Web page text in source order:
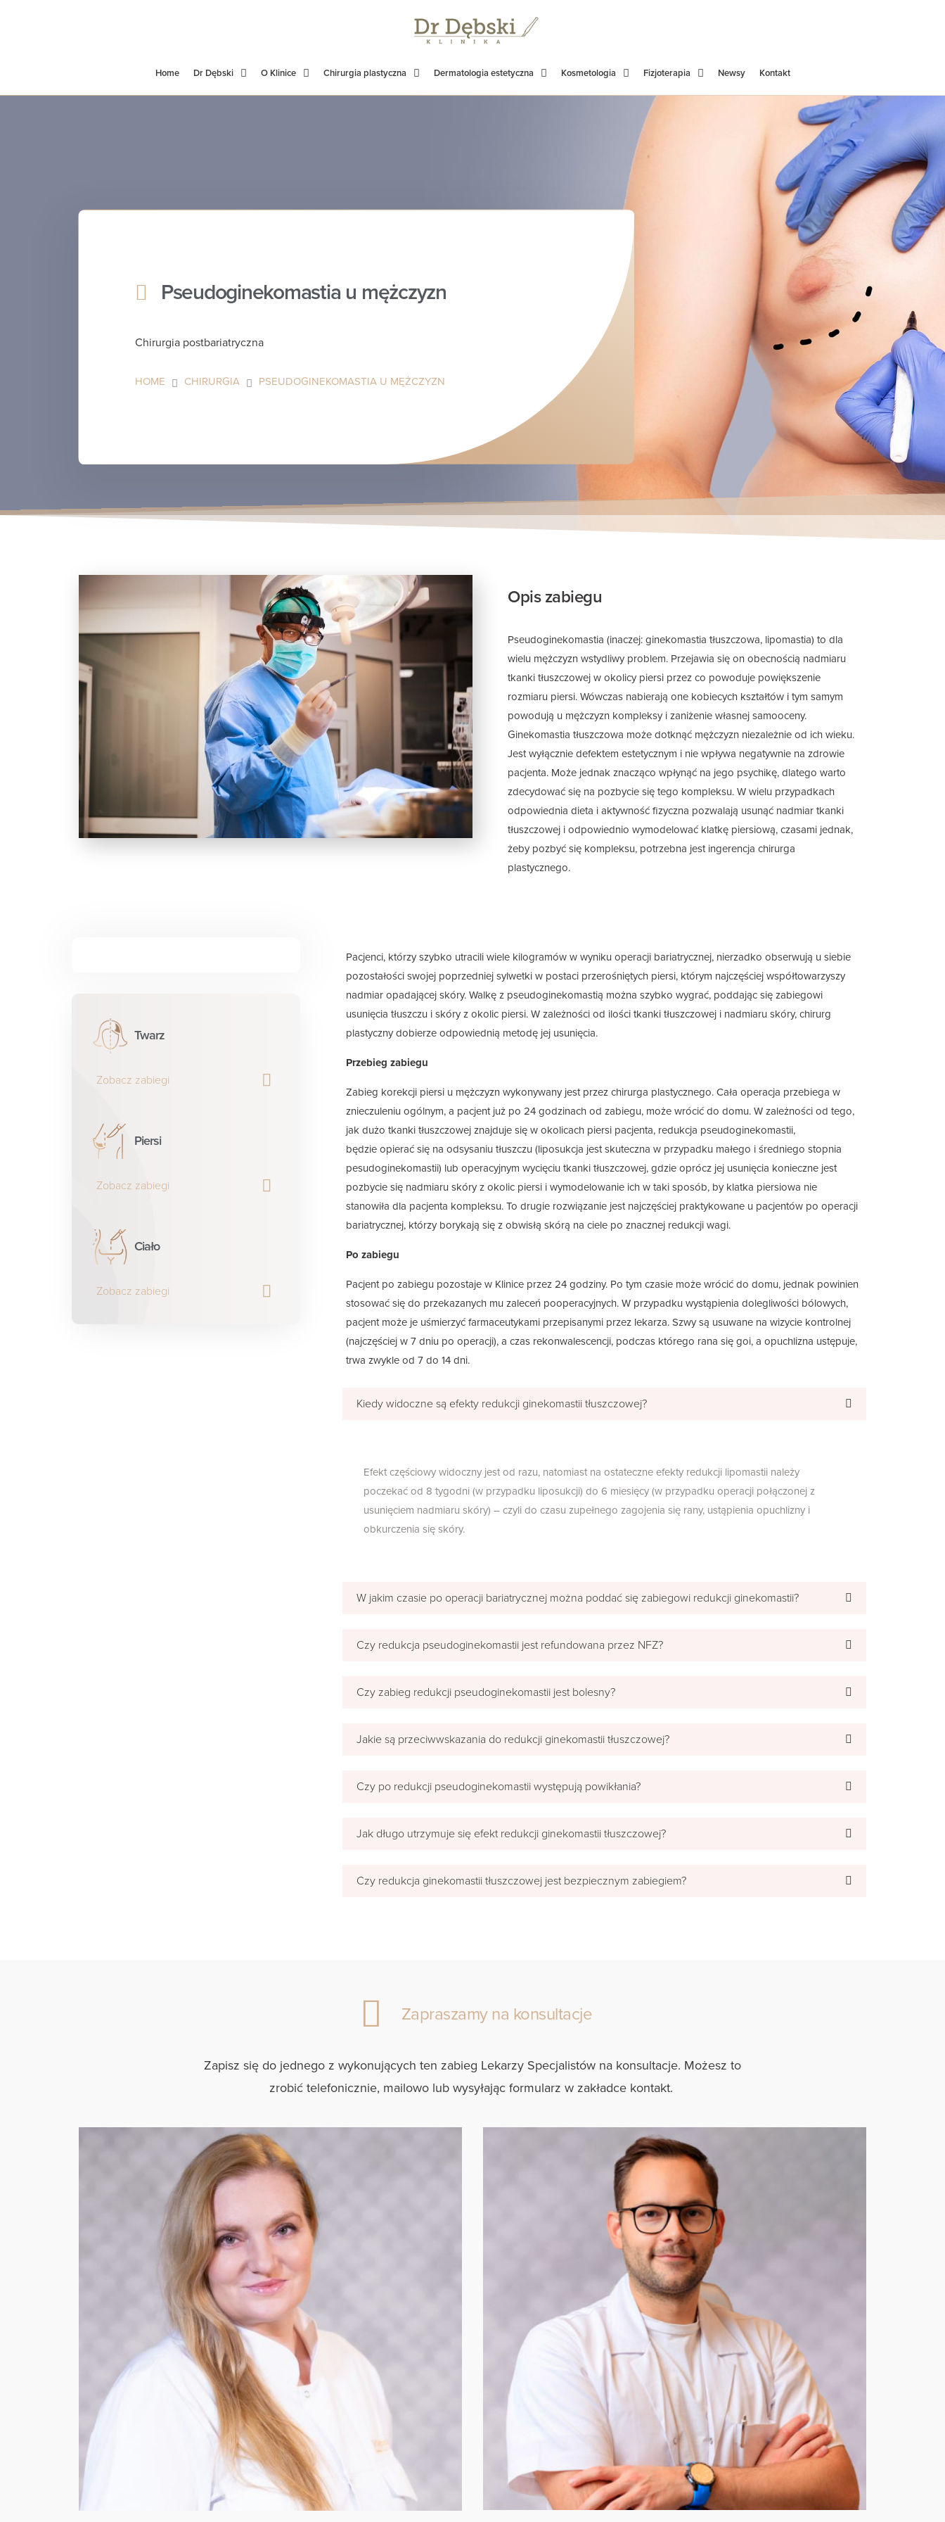
Home Dr Dębski O Klinice Chirurgia plastyczna Dermatologia estetyczna Kosmetologia Fizjoterapia Newsy Kontakt
Pseudoginekomastia u mężczyzn
Chirurgia postbariatryczna
HOME CHIRURGIA PSEUDOGINEKOMASTIA U MĘŻCZYZN
Opis zabiegu
Pseudoginekomastia (inaczej: ginekomastia tłuszczowa, lipomastia) to dla
wielu mężczyzn wstydliwy problem. Przejawia się on obecnością nadmiaru
tkanki tłuszczowej w okolicy piersi przez co powoduje powiększenie
rozmiaru piersi. Wówczas nabierają one kobiecych kształtów i tym samym
powodują u mężczyzn kompleksy i zaniżenie własnej samooceny.
Ginekomastia tłuszczowa może dotknąć mężczyzn niezależnie od ich wieku.
Jest wyłącznie defektem estetycznym i nie wpływa negatywnie na zdrowie
pacjenta. Może jednak znacząco wpłynąć na jego psychikę, dlatego warto
zdecydować się na pozbycie się tego kompleksu. W wielu przypadkach
odpowiednia dieta i aktywność fizyczna pozwalają usunąć nadmiar tkanki
tłuszczowej i odpowiednio wymodelować klatkę piersiową, czasami jednak,
żeby pozbyć się kompleksu, potrzebna jest ingerencja chirurga
plastycznego.
Twarz
Zobacz zabiegi
Piersi
Zobacz zabiegi
Ciało
Zobacz zabiegi
Pacjenci, którzy szybko utracili wiele kilogramów w wyniku operacji bariatrycznej, nierzadko obserwują u siebie
pozostałości swojej poprzedniej sylwetki w postaci przerośniętych piersi, którym najczęściej współtowarzyszy
nadmiar opadającej skóry. Walkę z pseudoginekomastią można szybko wygrać, poddając się zabiegowi
usunięcia tłuszczu i skóry z okolic piersi. W zależności od ilości tkanki tłuszczowej i nadmiaru skóry, chirurg
plastyczny dobierze odpowiednią metodę jej usunięcia.
Przebieg zabiegu
Zabieg korekcji piersi u mężczyzn wykonywany jest przez chirurga plastycznego. Cała operacja przebiega w
znieczuleniu ogólnym, a pacjent już po 24 godzinach od zabiegu, może wrócić do domu. W zależności od tego,
jak dużo tkanki tłuszczowej znajduje się w okolicach piersi pacjenta, redukcja pseudoginekomastii,
będzie opierać się na odsysaniu tłuszczu (liposukcja jest skuteczna w przypadku małego i średniego stopnia
pesudoginekomastii) lub operacyjnym wycięciu tkanki tłuszczowej, gdzie oprócz jej usunięcia konieczne jest
pozbycie się nadmiaru skóry z okolic piersi i wymodelowanie ich w taki sposób, by klatka piersiowa nie
stanowiła dla pacjenta kompleksu. To drugie rozwiązanie jest najczęściej praktykowane u pacjentów po operacji
bariatrycznej, którzy borykają się z obwisłą skórą na ciele po znacznej redukcji wagi.
Po zabiegu
Pacjent po zabiegu pozostaje w Klinice przez 24 godziny. Po tym czasie może wrócić do domu, jednak powinien
stosować się do przekazanych mu zaleceń pooperacyjnych. W przypadku wystąpienia dolegliwości bólowych,
pacjent może je uśmierzyć farmaceutykami przepisanymi przez lekarza. Szwy są usuwane na wizycie kontrolnej
(najczęściej w 7 dniu po operacji), a czas rekonwalescencji, podczas którego rana się goi, a opuchlizna ustępuje,
trwa zwykle od 7 do 14 dni.
Kiedy widoczne są efekty redukcji ginekomastii tłuszczowej?
Efekt częściowy widoczny jest od razu, natomiast na ostateczne efekty redukcji lipomastii należy
poczekać od 8 tygodni (w przypadku liposukcji) do 6 miesięcy (w przypadku operacji połączonej z
usunięciem nadmiaru skóry) – czyli do czasu zupełnego zagojenia się rany, ustąpienia opuchlizny i
obkurczenia się skóry.
W jakim czasie po operacji bariatrycznej można poddać się zabiegowi redukcji ginekomastii?
Czy redukcja pseudoginekomastii jest refundowana przez NFZ?
Czy zabieg redukcji pseudoginekomastii jest bolesny?
Jakie są przeciwwskazania do redukcji ginekomastii tłuszczowej?
Czy po redukcji pseudoginekomastii występują powikłania?
Jak długo utrzymuje się efekt redukcji ginekomastii tłuszczowej?
Czy redukcja ginekomastii tłuszczowej jest bezpiecznym zabiegiem?
Zapraszamy na konsultacje
Zapisz się do jednego z wykonujących ten zabieg Lekarzy Specjalistów na konsultacje. Możesz to
zrobić telefonicznie, mailowo lub wysyłając formularz w zakładce kontakt.